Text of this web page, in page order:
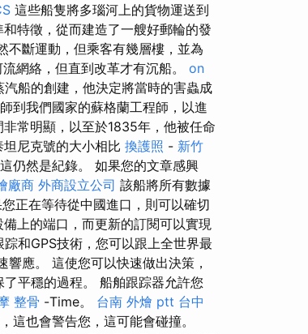
這些船隻將多瑙河上的貨物運送到
特徵，從而建造了一艘好郵輪的發
不斷運動，但乘客有幾層樓，並為
網絡，但直到改革才有沉船。 on
船的創建，他決定將當時的害蟲成
到我們國家的蘇格蘭工程師，以進
常明顯，以至於1835年，他被任命
尼克號的大小相比 換護照 - 新竹
這仍然是紀錄。 如果您的文章感興
廠商 外商設立公司 該船將所有數據
正在等待從中國進口，則可以確切
上的端口，而更新的訂閱可以實現
踪和GPS技術，您可以跟上全世界最
應。 這使您可以快速做出決策，
平穩的過程。 船舶跟踪器允許您
整骨 -Time。 台南 外燴 ptt 台中
這也會警告您，這可能會碰撞。